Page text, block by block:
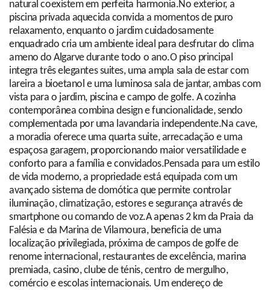
natural coexistem em perfeita harmonia.No exterior, a
piscina privada aquecida convida a momentos de puro
relaxamento, enquanto o jardim cuidadosamente
enquadrado cria um ambiente ideal para desfrutar do clima
ameno do Algarve durante todo o ano.O piso principal
integra três elegantes suites, uma ampla sala de estar com
lareira a bioetanol e uma luminosa sala de jantar, ambas com
vista para o jardim, piscina e campo de golfe. A cozinha
contemporânea combina design e funcionalidade, sendo
complementada por uma lavandaria independente.Na cave,
a moradia oferece uma quarta suite, arrecadação e uma
espaçosa garagem, proporcionando maior versatilidade e
conforto para a família e convidados.Pensada para um estilo
de vida moderno, a propriedade está equipada com um
avançado sistema de domótica que permite controlar
iluminação, climatização, estores e segurança através de
smartphone ou comando de voz.A apenas 2 km da Praia da
Falésia e da Marina de Vilamoura, beneficia de uma
localização privilegiada, próxima de campos de golfe de
renome internacional, restaurantes de excelência, marina
premiada, casino, clube de ténis, centro de mergulho,
comércio e escolas internacionais. Um endereço de